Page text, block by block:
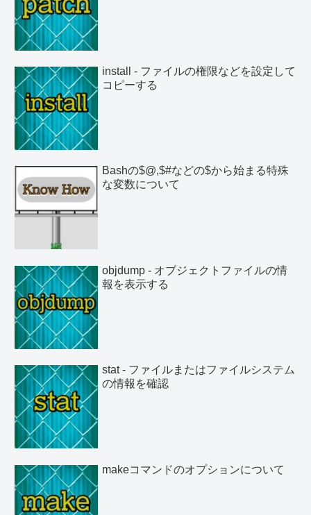
install - ファイルの権限などを設定して
コピーする
Bashの$@,$#などの$から始まる特殊
な変数について
objdump - オブジェクトファイルの情
報を表示する
stat - ファイルまたはファイルシステム
の情報を確認
makeコマンドのオプションについて